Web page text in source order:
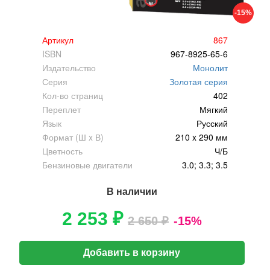
-15%
Артикул
867
ISBN
967-8925-65-6
Издательство
Монолит
Серия
Золотая серия
Кол-во страниц
402
Переплет
Мягкий
Язык
Русский
Формат (Ш x В)
210 x 290 мм
Цветность
Ч/Б
Бензиновые двигатели
3.0; 3.3; 3.5
В наличии
2 253 ₽ 2 650 ₽ -15%
Добавить в корзину